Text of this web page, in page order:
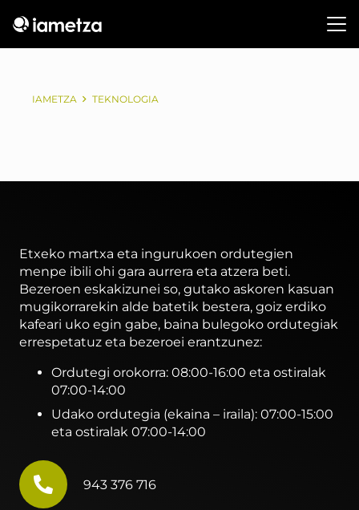
IAMETZA TEKNOLOGIA
Etxeko martxa eta ingurukoen ordutegien
menpe ibili ohi gara aurrera eta atzera beti.
Bezeroen eskakizunei so, gutako askoren kasuan
mugikorrarekin alde batetik bestera, goiz erdiko
kafeari uko egin gabe, baina bulegoko ordutegiak
errespetatuz eta bezeroei erantzunez:
Ordutegi orokorra: 08:00-16:00 eta ostiralak
07:00-14:00
Udako ordutegia (ekaina – iraila): 07:00-15:00
eta ostiralak 07:00-14:00
943 376 716